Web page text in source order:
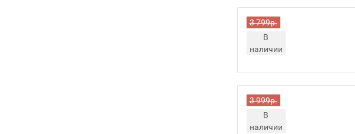
3 799р.
В
наличии
3 999р.
В
наличии